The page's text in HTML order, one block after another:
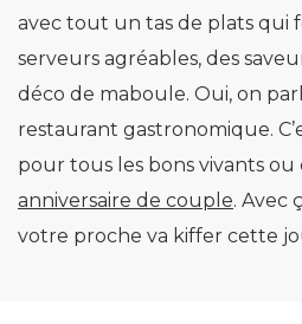
avec tout un tas de plats qui
serveurs agréables, des
déco de maboule. Oui, on
restaurant gastronomique.
pour tous les bons vivants
anniversaire de couple. Avec
votre proche va kiffer cette